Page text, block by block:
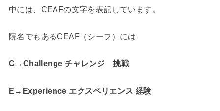
中には、CEAFの文字を表記しています。
院名でもあるCEAF（シーフ）には
C→Challenge チャレンジ 挑戦
E→Experience エクスペリエンス 経験